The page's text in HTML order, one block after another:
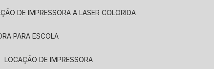
DE IMPRESSORA A LASER COLORIDA
PARA ESCOLA
LOCAÇÃO DE IMPRESSORA